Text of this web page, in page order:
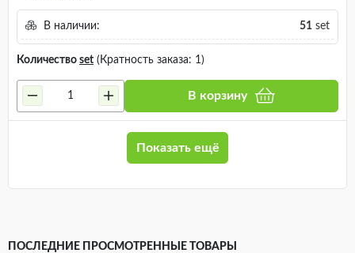
В наличии: 51 set
Количество set (Кратность заказа: 1)
В корзину
Показать ещё
ПОСЛЕДНИЕ ПРОСМОТРЕННЫЕ ТОВАРЫ